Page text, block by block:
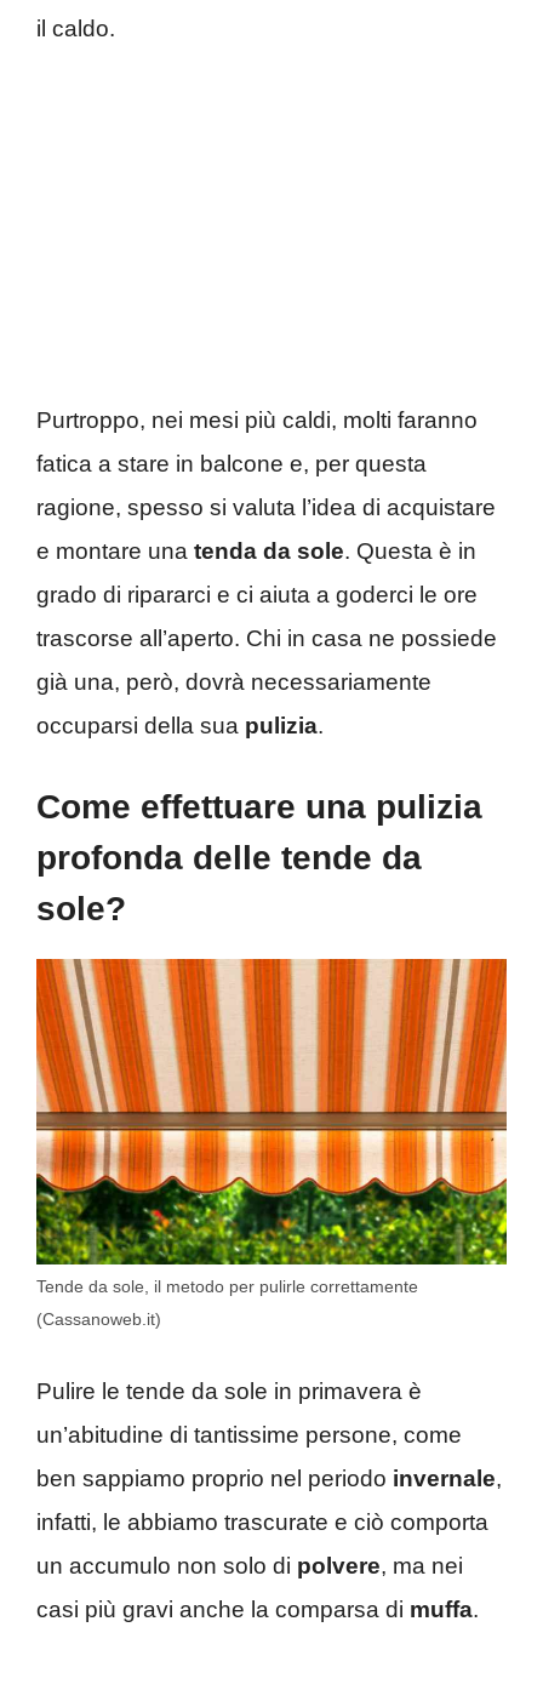
il caldo.
Purtroppo, nei mesi più caldi, molti faranno
fatica a stare in balcone e, per questa
ragione, spesso si valuta l’idea di acquistare
e montare una tenda da sole. Questa è in
grado di ripararci e ci aiuta a goderci le ore
trascorse all’aperto. Chi in casa ne possiede
già una, però, dovrà necessariamente
occuparsi della sua pulizia.
Come effettuare una pulizia
profonda delle tende da
sole?
Tende da sole, il metodo per pulirle correttamente
(Cassanoweb.it)
Pulire le tende da sole in primavera è
un’abitudine di tantissime persone, come
ben sappiamo proprio nel periodo invernale,
infatti, le abbiamo trascurate e ciò comporta
un accumulo non solo di polvere, ma nei
casi più gravi anche la comparsa di muffa.